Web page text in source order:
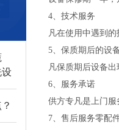
4、技术服务
凡在使用中遇到
5、保质期后的设
凡保质期后设备
6、服务承诺
供方专凡是上门
7、售后服务零配